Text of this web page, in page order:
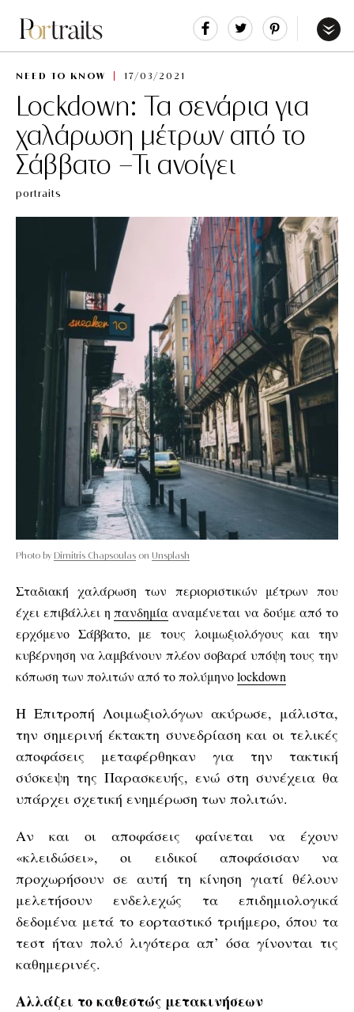
Share Tweet
NEED TO KNOW 17/03/2021
Lockdown: Τα σενάρια για
χαλάρωση μέτρων από το
Σάββατο -Τι ανοίγει
portraits
Photo by Dimitris Chapsoulas on Unsplash
Σταδιακή χαλάρωση των περιοριστικών μέτρων που
έχει επιβάλλει ηπανδημία αναμένεται να δούμε από το
ερχόμενο Σάββατο, με τους λοιμωξιολόγους και την
κυβέρνηση να λαμβάνουν πλέον σοβαρά υπόψη τους την
κόπωση των πολιτών από το πολύμηνοlockdown
Η Επιτροπή Λοιμωξιολόγων ακύρωσε, μάλιστα,
την σημερινή έκτακτη συνεδρίαση και οι τελικές
αποφάσεις μεταφέρθηκαν για την τακτική
σύσκεψη της Παρασκευής, ενώ στη συνέχεια θα
υπάρχει σχετική ενημέρωση των πολιτών.
Αν και οι αποφάσεις φαίνεται να έχουν
«κλειδώσει», οι ειδικοί αποφάσισαν να
προχωρήσουν σε αυτή τη κίνηση γιατί θέλουν
μελετήσουν ενδελεχώς τα επιδημιολογικά
δεδομένα μετά το εορταστικό τριήμερο, όπου τα
τεστ ήταν πολύ λιγότερα απ’ όσα γίνονται τις
καθημερινές.
Αλλάζει το καθεστώς μετακινήσεων